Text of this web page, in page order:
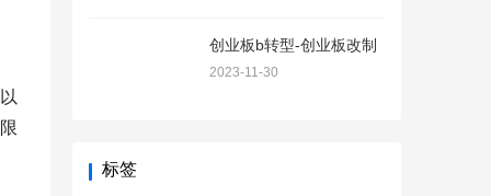
创业板b转型-创业板改制
2023-11-30
标签